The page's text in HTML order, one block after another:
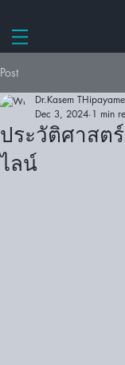
Post
ประวัติศาสต
ไลน์
Dr.Kasem
Dec 3, 2024 1 min